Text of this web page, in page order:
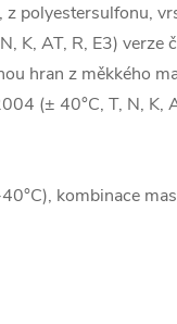
polyestersulfonu,
K, AT, R, E3) verze
hran z měkkého
(± 40°C, T, N, K,
kombinace